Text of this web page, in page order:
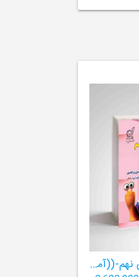
فست بوک ریاضی نهم-((آموزش سریع، آسان و کامل ریاضی پایۀ نهم))